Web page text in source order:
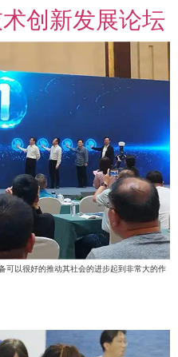
创新发展论坛
可以很好的推动其社会的进步起到非常大的作